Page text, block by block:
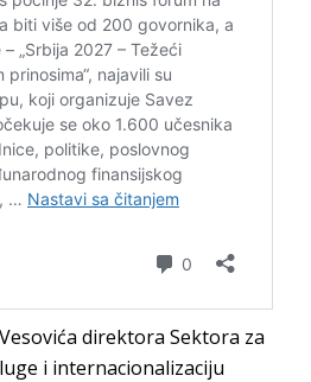
direktora Sektora za
i internacionalizaciju